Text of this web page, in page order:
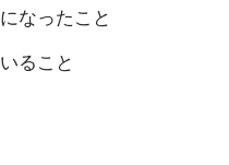
なったこと
ること